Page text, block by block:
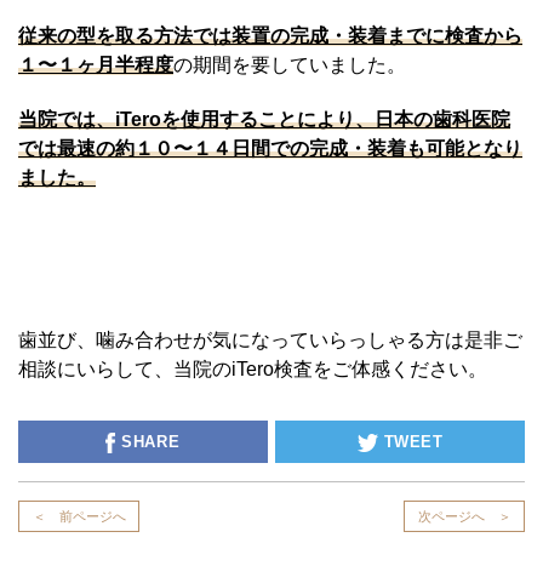
従来の型を取る方法では装置の完成・装着までに検査から
１〜１ヶ月半程度の期間を要していました。
当院では、iTeroを使用することにより、日本の歯科医院
では最速の約１０〜１４日間での完成・装着も可能となり
ました。
歯並び、噛み合わせが気になっていらっしゃる方は是非ご
相談にいらして、当院のiTero検査をご体感ください。
SHARE TWEET
＜ 前ページへ 次ページへ ＞